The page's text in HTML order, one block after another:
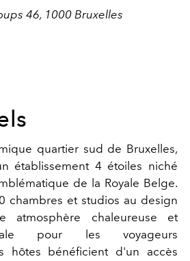
46, 1000 Bruxelles
quartier sud de Bruxelles,
établissement 4 étoiles niché
de la Royale Belge.
chambres et studios au design
atmosphère chaleureuse et
pour les voyageurs
hôtes bénéficient d'un accès